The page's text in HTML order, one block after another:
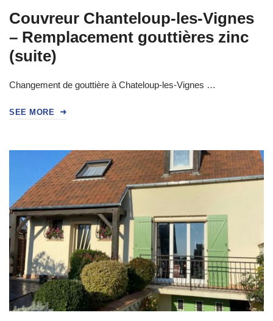
Couvreur Chanteloup-les-Vignes
– Remplacement gouttières zinc
(suite)
Changement de gouttière à Chateloup-les-Vignes …
SEE MORE